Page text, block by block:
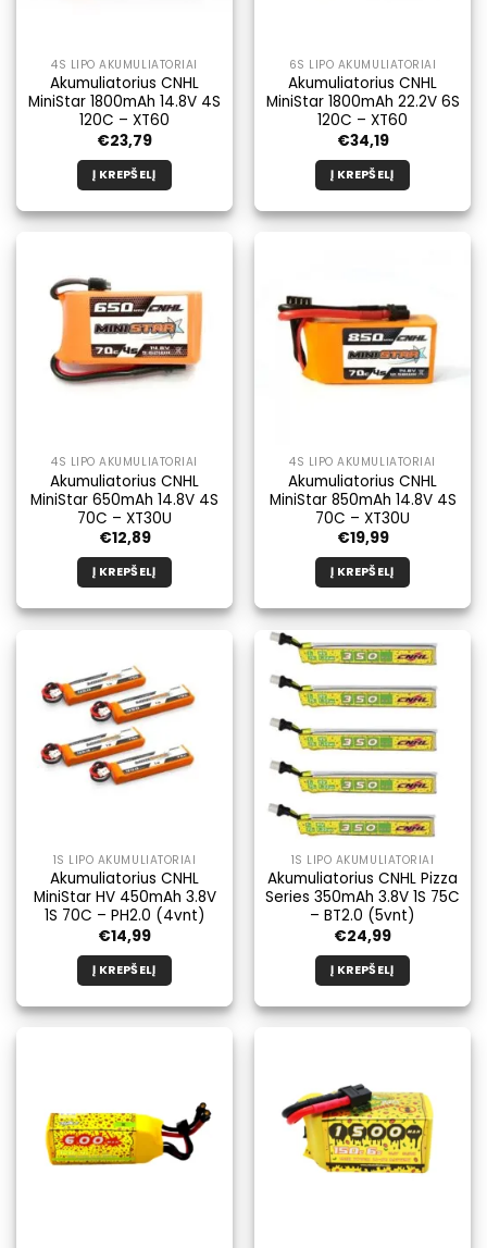
4S LIPO AKUMULIATORIAI
Akumuliatorius CNHL
MiniStar 1800mAh 14.8V 4S
120C – XT60
€23,79
Į KREPŠELĮ
6S LIPO AKUMULIATORIAI
Akumuliatorius CNHL
MiniStar 1800mAh 22.2V 6S
120C – XT60
€34,19
Į KREPŠELĮ
4S LIPO AKUMULIATORIAI
Akumuliatorius CNHL
MiniStar 650mAh 14.8V 4S
70C – XT30U
€12,89
Į KREPŠELĮ
4S LIPO AKUMULIATORIAI
Akumuliatorius CNHL
MiniStar 850mAh 14.8V 4S
70C – XT30U
€19,99
Į KREPŠELĮ
1S LIPO AKUMULIATORIAI
Akumuliatorius CNHL
MiniStar HV 450mAh 3.8V
1S 70C – PH2.0 (4vnt)
€14,99
Į KREPŠELĮ
1S LIPO AKUMULIATORIAI
Akumuliatorius CNHL Pizza
Series 350mAh 3.8V 1S 75C
– BT2.0 (5vnt)
€24,99
Į KREPŠELĮ